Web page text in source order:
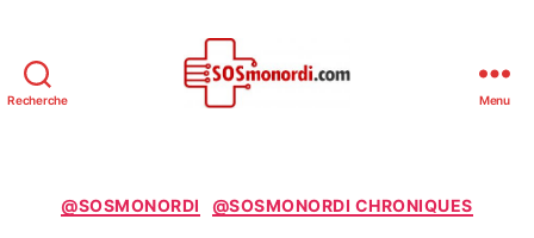
Recherche Menu
Catégories
@SOSMONORDI @SOSMONORDI CHRONIQUES